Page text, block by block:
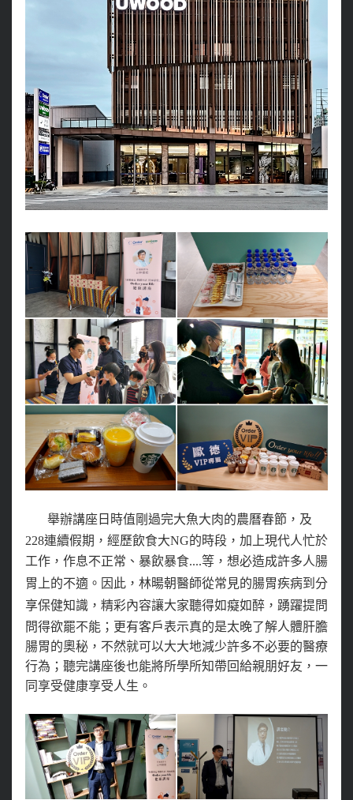
舉辦講座日時值剛過完大魚大肉的農曆春節 ，及
228連續假期，經歷飲食大NG的時段，加上現代人忙於
工作， 作息不正常、暴飲暴食....等 ， 想必造成許多人腸
胃上的不適。因此， 林暘朝醫師從常見的腸胃疾病到分
享保健知識，精彩內容讓大家聽得如癡如醉， 踴躍提問
問得欲罷不能；更有客戶表示真的是太晚了解人體肝膽
腸胃的奧秘，不然就可以大大地減少許多不必要的醫療
行為；聽完講座後也能將所學所知帶回給親朋好友，一
同享受健康享受人生。